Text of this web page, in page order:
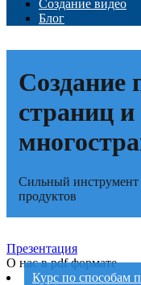
Создание видео
Блог
Создание
страниц и
Сильный инструмент
продуктов
Презентация
О нас в pdf формате
Курс по способам